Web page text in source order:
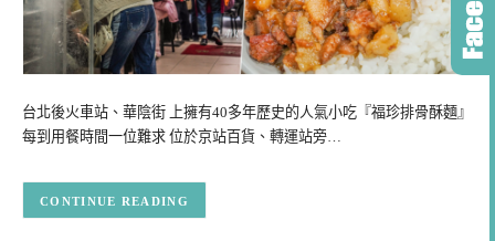
台北後火車站、華陰街 上擁有40多年歷史的人氣小吃『福珍排骨酥麵』
每到用餐時間一位難求 位於京站百貨、轉運站旁…
CONTINUE READING